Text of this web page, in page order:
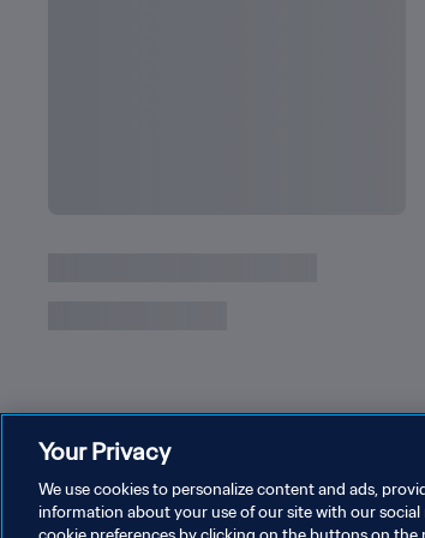
Your Privacy
We use cookies to personalize content and ads,
information about your use of our site with our